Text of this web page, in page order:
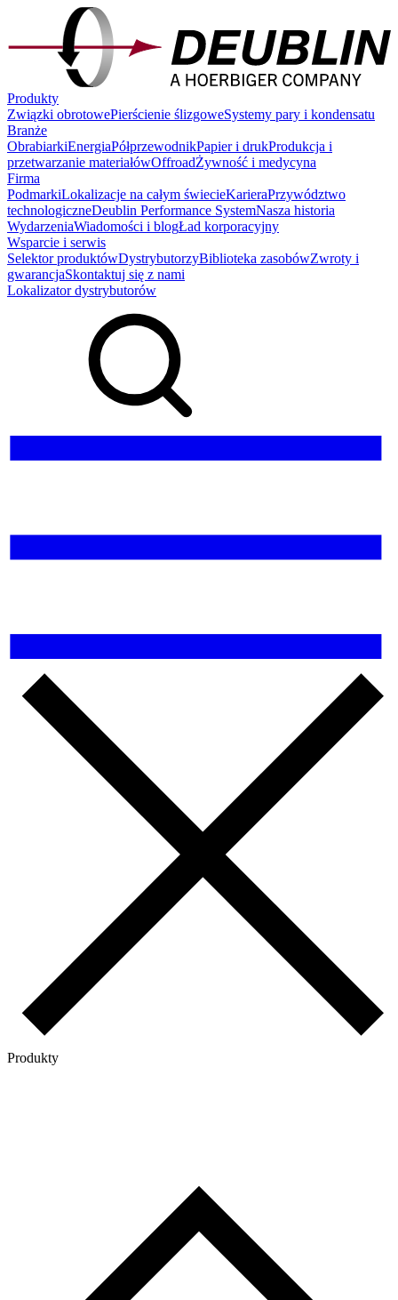
Produkty
Związki obrotowePierścienie ślizgoweSystemy pary i kondensatu
Branże
ObrabiarkiEnergiaPółprzewodnikPapier i drukProdukcja i
przetwarzanie materiałówOffroadŻywność i medycyna
Firma
PodmarkiLokalizacje na całym świecieKarieraPrzywództwo
technologiczneDeublin Performance SystemNasza historia
WydarzeniaWiadomości i blogŁad korporacyjny
Wsparcie i serwis
Selektor produktówDystrybutorzyBiblioteka zasobówZwroty i
gwarancjaSkontaktuj się z nami
Lokalizator dystrybutorów
Produkty